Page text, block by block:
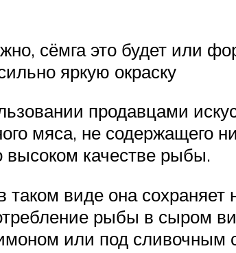
сёмга это будет или
яркую окраску
продавцами
мяса, не содержащего
высоком качестве рыбы.
виде она сохраняет
рыбы в сыром
или под сливочным